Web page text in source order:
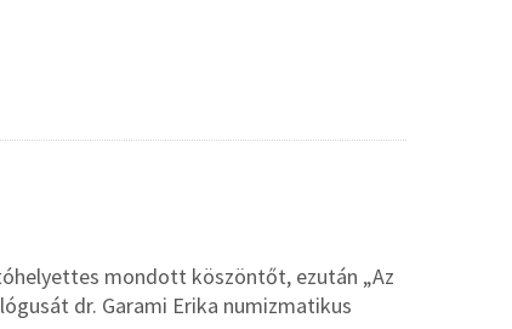
mondott köszöntőt, ezután „Az
dr. Garami Erika numizmatikus